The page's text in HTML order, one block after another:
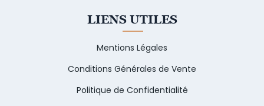
LIENS UTILES
Mentions Légales
Conditions Générales de Vente
Politique de Confidentialité